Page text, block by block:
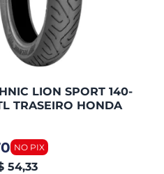
LION SPORT 140-
TRASEIRO HONDA
54,33